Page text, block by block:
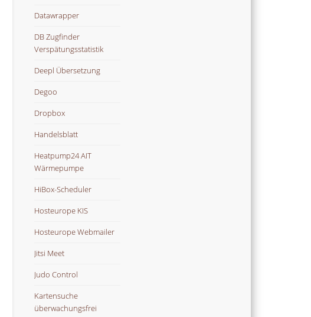
Datawrapper
DB Zugfinder
Verspätungsstatistik
Deepl Übersetzung
Degoo
Dropbox
Handelsblatt
Heatpump24 AIT
Wärmepumpe
HiBox-Scheduler
Hosteurope KIS
Hosteurope Webmailer
Jitsi Meet
Judo Control
Kartensuche
überwachungsfrei